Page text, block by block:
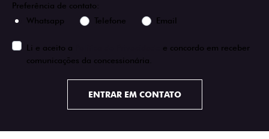
Preferência de contato:
Whatsapp
Telefone Email
Li e aceito a
e concordo em receber
comunicações da concessionária.
ENTRAR EM CONTATO